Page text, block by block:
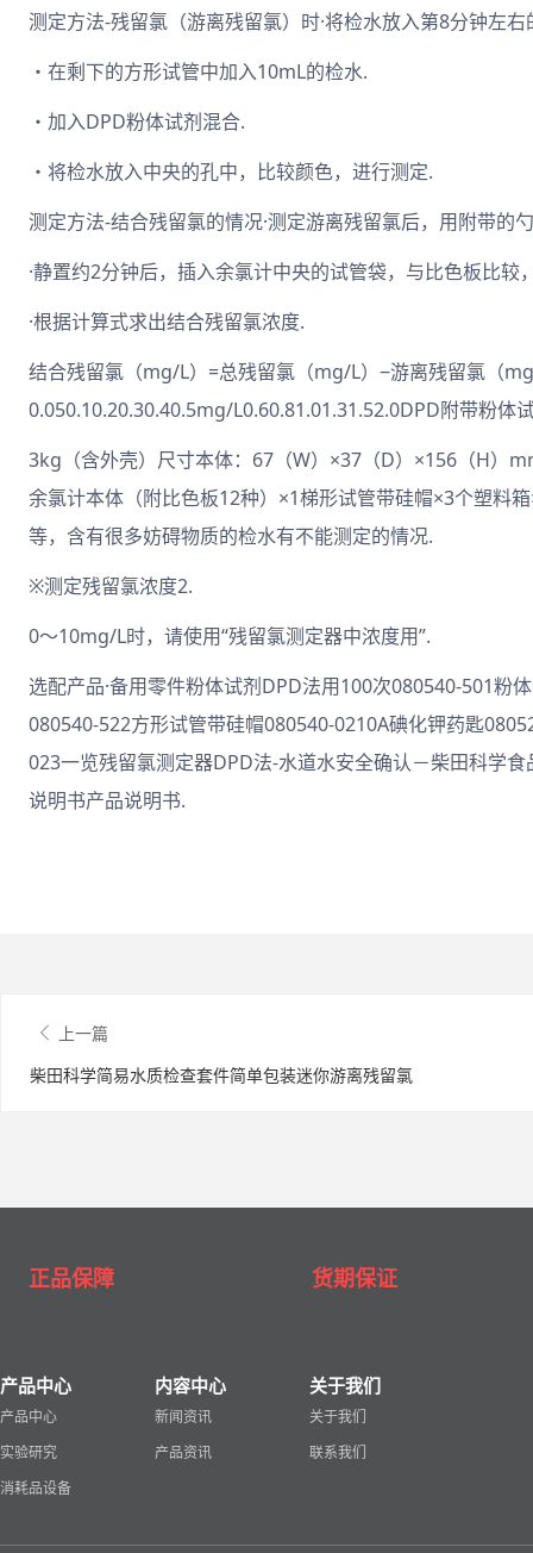
测定方法-残留氯（游离残留氯）时·将检水放入第8分钟左
・在剩下的方形试管中加入10mL的检水.
・加入DPD粉体试剂混合.
・将检水放入中央的孔中，比较颜色，进行测定.
测定方法-结合残留氯的情况·测定游离残留氯后，用附带的
·静置约2分钟后，插入余氯计中央的试管袋，与比色板比
·根据计算式求出结合残留氯浓度.
结合残留氯（mg/L）=总残留氯（mg/L）‒游离残留氯（
0.050.10.20.30.40.5mg/L0.60.81.01.31.52.0DPD附带粉体
3kg（含外壳）尺寸本体：67（W）×37（D）×156（H）
余氯计本体（附比色板12种）×1梯形试管带硅帽×3个塑料
等，含有很多妨碍物质的检水有不能测定的情况.
※测定残留氯浓度2.
0～10mg/L时，请使用“残留氯测定器中浓度用”.
选配产品·备用零件粉体试剂DPD法用100次080540-501粉
080540-522方形试管带硅帽080540-0210A碘化钾药匙
023一览残留氯测定器DPD法-水道水安全确认－柴田科学
说明书产品说明书.
上一篇
柴田科学简易水质检查套件简单包装迷你游离残留氯
正品保障 货期保证
产品中心
产品中心
实验研究
消耗品设备
内容中心
新闻资讯
产品资讯
关于我们
关于我们
联系我们